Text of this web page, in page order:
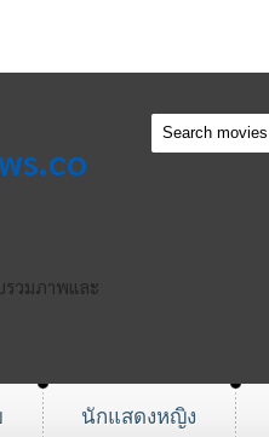
รวมภาพและ
นักแสดงหญิง